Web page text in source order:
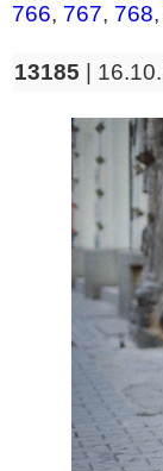
766, 767, 768,
13185 |